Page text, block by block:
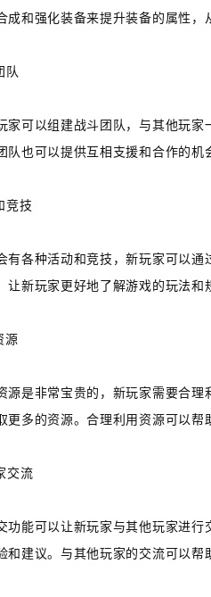
成和强化装备来提升装备的属性，
队
家可以组建战斗团队，与其他玩
队也可以提供互相支援和合作的机
竞技
有各种活动和竞技，新玩家可以
让新玩家更好地了解游戏的玩法和
源
源是非常宝贵的，新玩家需要合
更多的资源。合理利用资源可以帮
交流
功能可以让新玩家与其他玩家进
和建议。与其他玩家的交流可以帮